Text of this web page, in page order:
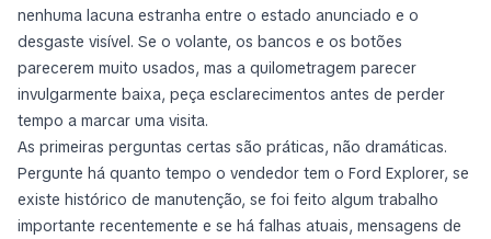
nenhuma lacuna estranha entre o estado anunciado e o
desgaste visível. Se o volante, os bancos e os botões
parecerem muito usados, mas a quilometragem parecer
invulgarmente baixa, peça esclarecimentos antes de perder
tempo a marcar uma visita.
As primeiras perguntas certas são práticas, não dramáticas.
Pergunte há quanto tempo o vendedor tem o Ford Explorer, se
existe histórico de manutenção, se foi feito algum trabalho
importante recentemente e se há falhas atuais, mensagens de